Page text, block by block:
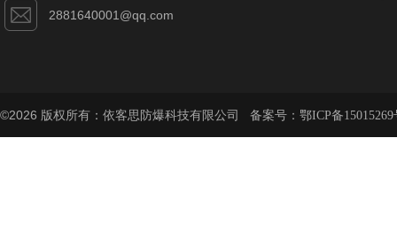
2881640001@qq.com
©2026 版权所有：依客思防爆科技有限公司 备案号： 鄂ICP备15015269